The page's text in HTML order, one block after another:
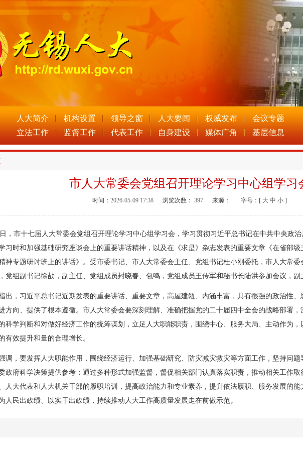
人大简介 机构设置 领导之窗 人大要闻 权威发布
会议专题
立法工作
监督工作 代表工作 自身建设 媒体广角 基层信息
市人大常委会党组召开理论学习中心组学习
时间： 2026-05-09 17:38 浏览次数： 397 来源： 字号：[ 大 中 小 ]
市十七届人大常委会党组召开理论学习中心组学习会，学习贯彻习近平总书记在中共中央政治
习时和加强基础研究座谈会上的重要讲话精神，以及在《求是》杂志发表的重要文章《在省部
神专题研讨班上的讲话》。受市委书记、市人大常委会主任、党组书记杜小刚委托，市人大常
党组副书记徐劼，副主任、党组成员封晓春、包鸣，党组成员王传军和秘书长陆洪参加会议，副
，习近平总书记近期发表的重要讲话、重要文章，高屋建瓴、内涵丰富，具有很强的政治性、
方向、提供了根本遵循。市人大常委会要深刻理解、准确把握党的二十届四中全会的战略部署
科学判断和对做好经济工作的统筹谋划，立足人大职能职责，围绕中心、服务大局、主动作为
有效提升和量的合理增长。
，要发挥人大职能作用，围绕经济运行、加强基础研究、防灾减灾救灾等方面工作，坚持问题
政府科学决策提供参考；通过多种形式加强监督，督促相关部门认真落实职责，推动相关工作
人大代表和人大机关干部的履职培训，提高政治能力和专业素养，提升依法履职、服务发展的
人民出政绩、以实干出政绩，持续推动人大工作高质量发展走在前做示范。